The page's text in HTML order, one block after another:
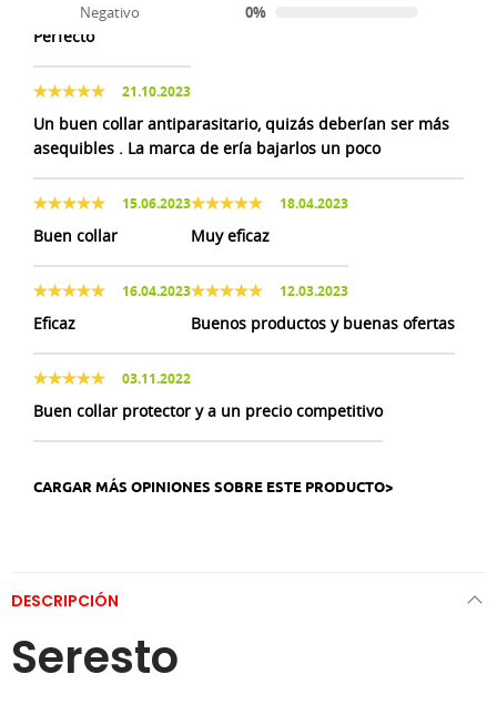
Negativo
0%
Perfecto
21.10.2023
Un buen collar antiparasitario, quizás deberían ser más
asequibles . La marca de ería bajarlos un poco
15.06.2023
Buen collar
18.04.2023
Muy eficaz
16.04.2023
Eficaz
12.03.2023
Buenos productos y buenas ofertas
03.11.2022
Buen collar protector y a un precio competitivo
CARGAR MÁS OPINIONES SOBRE ESTE PRODUCTO>
DESCRIPCIÓN
Seresto